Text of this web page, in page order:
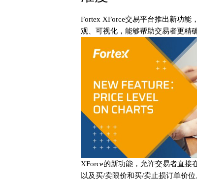
Fortex XForce交易平台推出新功能
观、可视化，能够帮助交易者更精
XForce的新功能，允许交易者直接
以及买/卖限价和买/卖止损订单价